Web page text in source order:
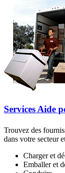
Services Aide
Trouvez des
dans votre secteur
Charger et
Emballer et